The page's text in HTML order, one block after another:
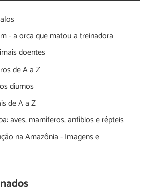
- a orca que matou a treinadora
doentes
de A a Z
diurnos
de A a Z
aves, mamíferos, anfíbios e répteis
na Amazônia - Imagens e